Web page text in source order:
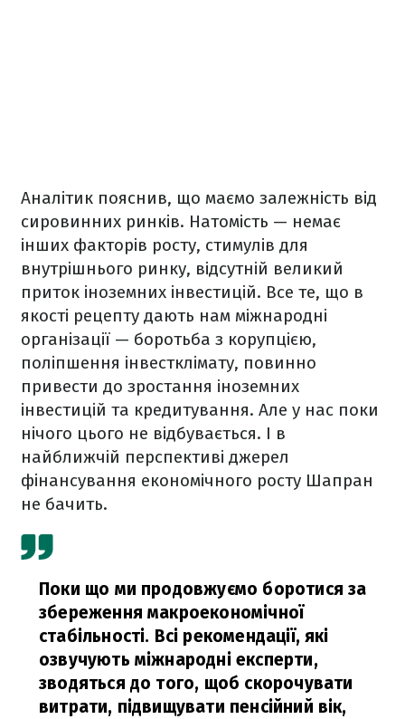
Аналітик пояснив, що маємо залежність від
сировинних ринків. Натомість — немає
інших факторів росту, стимулів для
внутрішнього ринку, відсутній великий
приток іноземних інвестицій. Все те, що в
якості рецепту дають нам міжнародні
організації — боротьба з корупцією,
поліпшення інвестклімату, повинно
привести до зростання іноземних
інвестицій та кредитування. Але у нас поки
нічого цього не відбувається. І в
найближчій перспективі джерел
фінансування економічного росту Шапран
не бачить.
Поки що ми продовжуємо боротися за
збереження макроекономічної
стабільності. Всі рекомендації, які
озвучують міжнародні експерти,
зводяться до того, щоб скорочувати
витрати, підвищувати пенсійний вік,